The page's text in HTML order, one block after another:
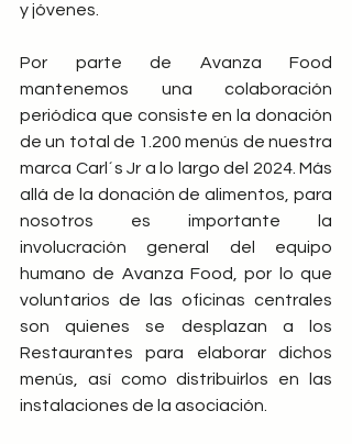
y jóvenes.
Por parte de Avanza Food
mantenemos una colaboración
periódica que consiste en la donación
de un total de 1.200 menús de nuestra
marca Carl´s Jr a lo largo del 2024. Más
allá de la donación de alimentos, para
nosotros es importante la
involucración general del equipo
humano de Avanza Food, por lo que
voluntarios de las oficinas centrales
son quienes se desplazan a los
Restaurantes para elaborar dichos
menús, así como distribuirlos en las
instalaciones de la asociación.